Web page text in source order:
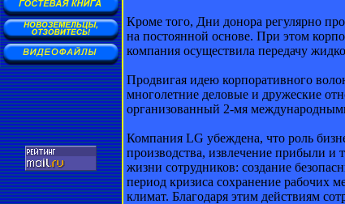
Кроме того, Дни донора регулярно
на постоянной основе. При этом
компания осуществила передачу
Продвигая идею корпоративного
многолетние деловые и дружеские
организованный 2-мя
Компания LG убеждена, что роль
производства, извлечение прибыли и
жизни сотрудников: создание
период кризиса сохранение рабочих
климат. Благодаря этим действиям